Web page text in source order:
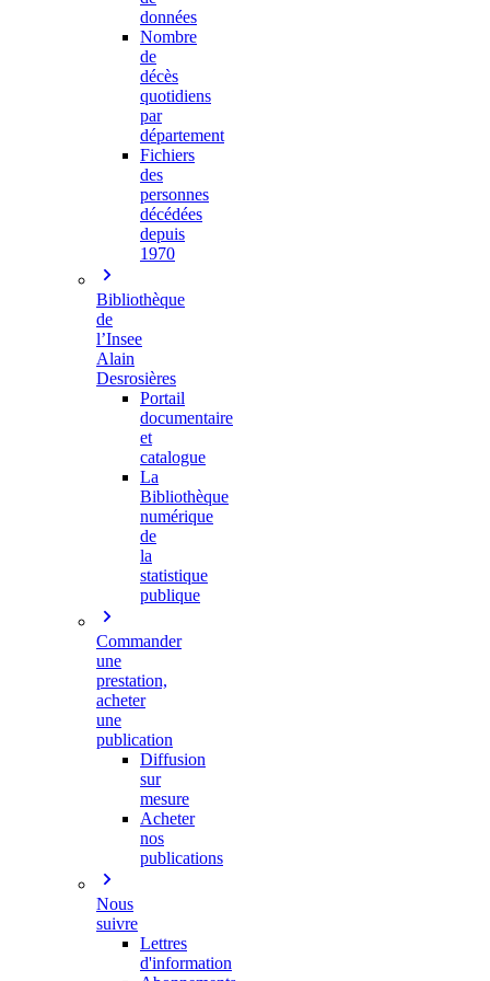
données
Nombre
de
décès
quotidiens
par
département
Fichiers
des
personnes
décédées
depuis
1970
Bibliothèque
de
l’Insee
Alain
Desrosières
Portail
documentaire
et
catalogue
La
Bibliothèque
numérique
de
la
statistique
publique
Commander
une
prestation,
acheter
une
publication
Diffusion
sur
mesure
Acheter
nos
publications
Nous
suivre
Lettres
d'information